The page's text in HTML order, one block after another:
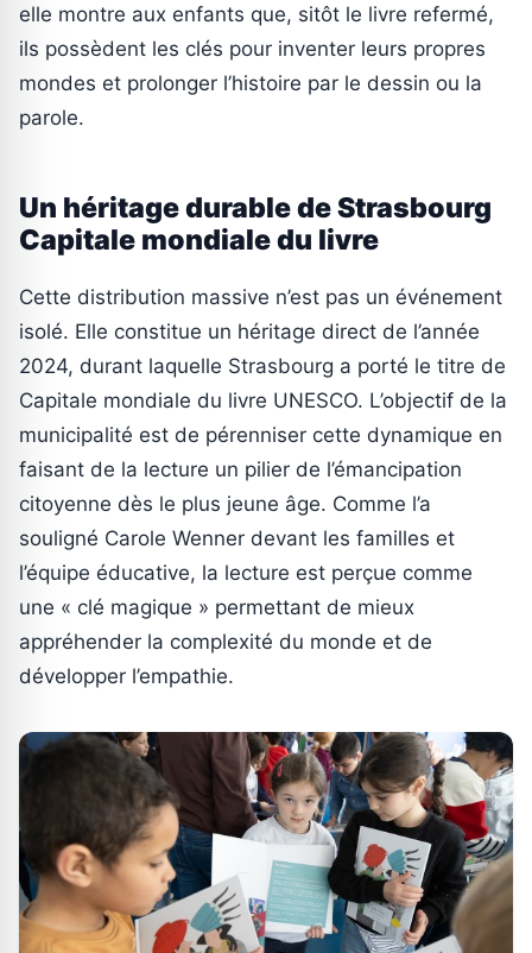
elle montre aux enfants que, sitôt le livre refermé,
ils possèdent les clés pour inventer leurs propres
mondes et prolonger l’histoire par le dessin ou la
parole.
Un héritage durable de Strasbourg
Capitale mondiale du livre
Cette distribution massive n’est pas un événement
isolé. Elle constitue un héritage direct de l’année
2024, durant laquelle Strasbourg a porté le titre de
Capitale mondiale du livre UNESCO. L’objectif de la
municipalité est de pérenniser cette dynamique en
faisant de la lecture un pilier de l’émancipation
citoyenne dès le plus jeune âge. Comme l’a
souligné Carole Wenner devant les familles et
l’équipe éducative, la lecture est perçue comme
une « clé magique » permettant de mieux
appréhender la complexité du monde et de
développer l’empathie.